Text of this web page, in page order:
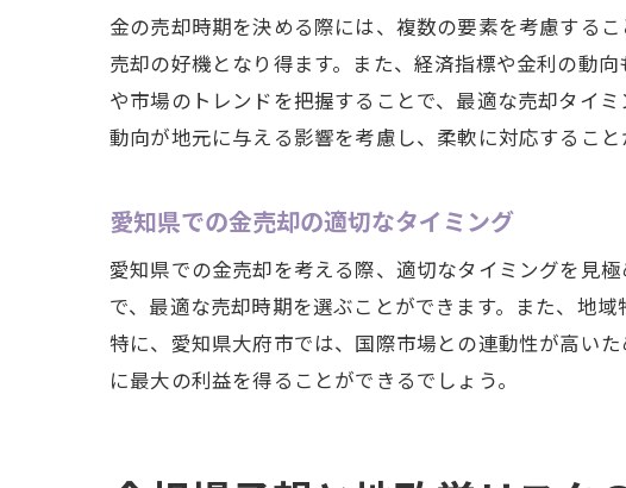
金の売却時期を決める際には、複数の要素を考慮する
売却の好機となり得ます。また、経済指標や金利の動
や市場のトレンドを把握することで、最適な売却タイ
動向が地元に与える影響を考慮し、柔軟に対応すること
愛知県での金売却の適切なタイミング
愛知県での金売却を考える際、適切なタイミングを見
で、最適な売却時期を選ぶことができます。また、地
特に、愛知県大府市では、国際市場との連動性が高い
に最大の利益を得ることができるでしょう。